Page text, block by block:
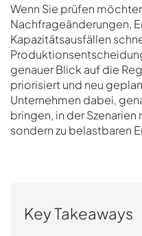
Wenn Sie prüfen
Nachfrageänderungen,
Kapazitätsausfällen
genauer Blick auf die
priorisiert und neu
Unternehmen dabei,
bringen, in der
sondern zu belastbaren
Key Takeaways